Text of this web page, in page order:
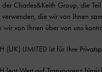
der Charles&Keith Group, die
die wir von Ihnen
wir von Ihnen über von uns
(UK) LIMITED ist für Ihre